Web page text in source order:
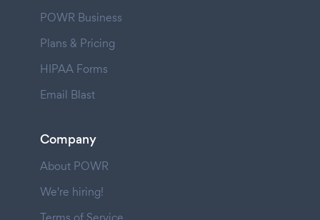
POWR Business
Plans & Pricing
HIPAA Forms
Email Blast
Company
About POWR
We're hiring!